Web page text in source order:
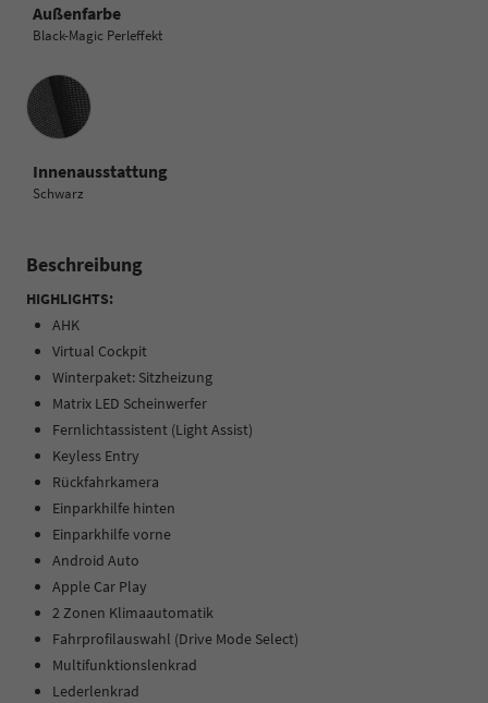
Außenfarbe
Black-Magic Perleffekt
Innenausstattung
Innenausstattung
Schwarz
Beschreibung
HIGHLIGHTS:
AHK
Virtual Cockpit
Winterpaket: Sitzheizung
Matrix LED Scheinwerfer
Fernlichtassistent (Light Assist)
Keyless Entry
Rückfahrkamera
Einparkhilfe hinten
Einparkhilfe vorne
Android Auto
Apple Car Play
2 Zonen Klimaautomatik
Fahrprofilauswahl (Drive Mode Select)
Multifunktionslenkrad
Lederlenkrad